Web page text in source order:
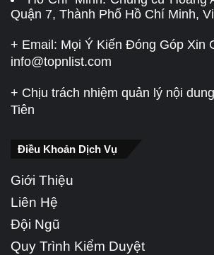
Quận 7, Thành Phố Hồ Chí Minh,
+ Email: Mọi Ý Kiến Đóng Góp Xin
info@topnlist.com
+ Chịu trách nhiệm quản lý nội
Tiên
Điều Khoản Dịch Vụ
Giới Thiệu
Liên Hệ
Đội Ngũ
Quy Trình Kiểm Duyệt